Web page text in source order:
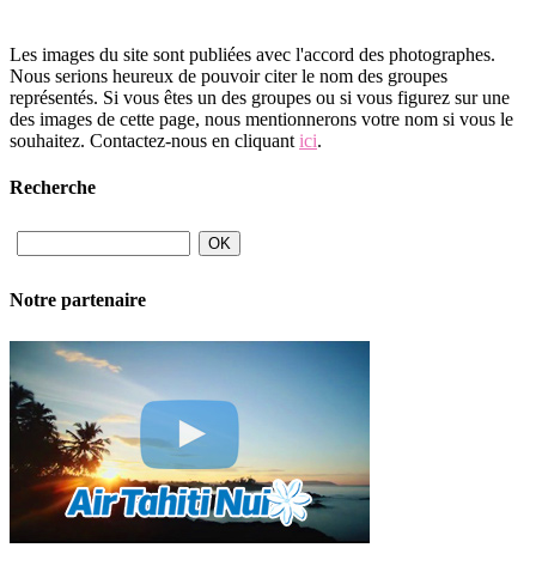
Les images du site sont publiées avec l'accord des photographes.
Nous serions heureux de pouvoir citer le nom des groupes
représentés. Si vous êtes un des groupes ou si vous figurez sur une
des images de cette page, nous mentionnerons votre nom si vous le
souhaitez. Contactez-nous en cliquant ici.
Recherche
Notre partenaire